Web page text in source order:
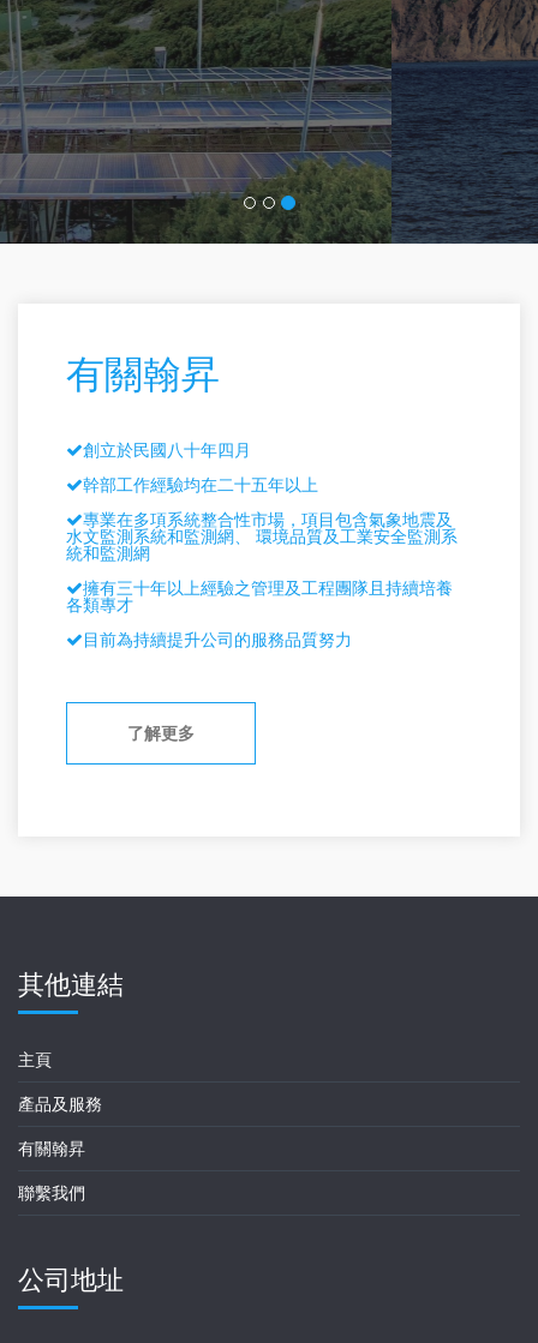
有關翰昇
創立於民國八十年四月
幹部工作經驗均在二十五年以上
專業在多項系統整合性市場，項目包含氣象地震及
水文監測系統和監測網、 環境品質及工業安全監測系
統和監測網
擁有三十年以上經驗之管理及工程團隊且持續培養
各類專才
目前為持續提升公司的服務品質努力
了解更多
其他連結
主頁
產品及服務
有關翰昇
聯繫我們
公司地址